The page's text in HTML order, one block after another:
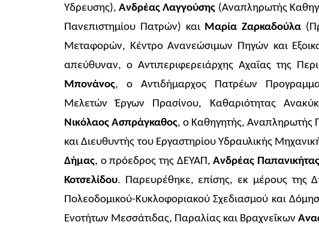
Ύδρευσης),Ανδρέας Λαγγούσης (Αναπληρωτής
Πανεπιστημίου Πατρών) και Μαρία Ζαρκαδούλα
Μεταφορών, Κέντρο Ανανεώσιμων Πηγών και
απεύθυναν, ο Αντιπεριφερειάρχης Αχαΐας της
Μπονάνος, ο Αντιδήμαρχος Πατρέων
Μελετών Έργων Πρασίνου, Καθαριότητας
Νικόλαος Ασπράγκαθος, ο Καθηγητής, Αναπληρωτής
και Διευθυντής του Εργαστηρίου Υδραυλικής
Δήμας, ο πρόεδρος της ΔΕΥΑΠ,Ανδρέας Παπανικήτας
Κοτσελίδου. Παρευρέθηκε, επίσης, εκ μέρους της
Πολεοδομικού-Κυκλοφοριακού Σχεδιασμού και
Ενοτήτων Μεσσάτιδας, Παραλίας και Βραχνεΐκων